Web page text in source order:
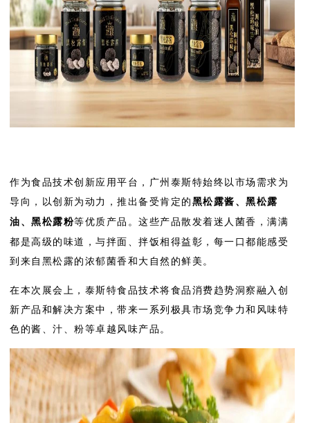
作为食品技术创新应用平台，广州泰斯特始终以市场需求为
导向，以创新为动力，推出备受肯定的 黑松露酱、黑松露
油、黑松露粉等优质产品。这些产品散发着迷人菌香，满满
都是高级的味道，与拌面、拌饭相得益彰，每一口都能感受
到来自黑松露的浓郁菌香和大自然的鲜美。
在本次展会上，泰斯特食品技术将食品消费趋势洞察融入创
新产品和解决方案中，带来一系列极具市场竞争力和风味特
色的酱、汁、粉等卓越风味产品。